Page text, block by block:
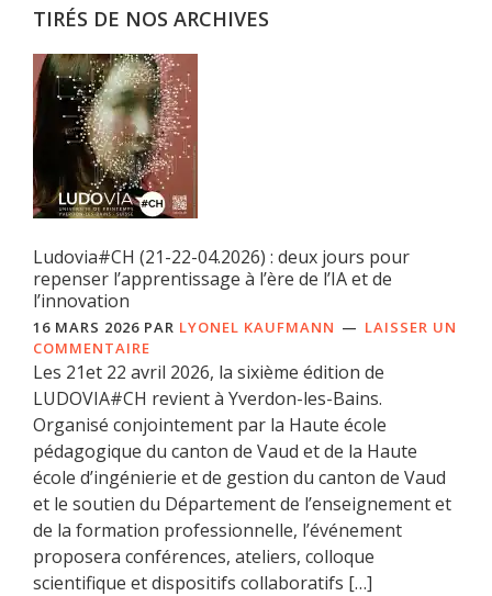
TIRÉS DE NOS ARCHIVES
Ludovia#CH (21-22-04.2026) : deux jours pour
repenser l’apprentissage à l’ère de l’IA et de
l’innovation
16 MARS 2026 PAR LYONEL KAUFMANN
LAISSER UN
COMMENTAIRE
Les 21et 22 avril 2026, la sixième édition de
LUDOVIA#CH revient à Yverdon-les-Bains.
Organisé conjointement par la Haute école
pédagogique du canton de Vaud et de la Haute
école d’ingénierie et de gestion du canton de Vaud
et le soutien du Département de l’enseignement et
de la formation professionnelle, l’événement
proposera conférences, ateliers, colloque
scientifique et dispositifs collaboratifs […]